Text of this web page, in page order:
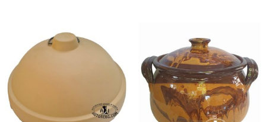
variants.
The
options
may
be
chosen